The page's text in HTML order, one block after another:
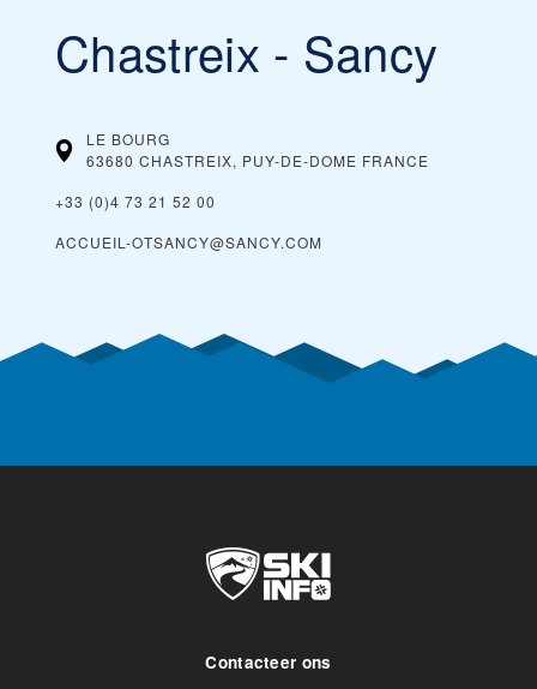
Chastreix - Sancy
LE BOURG
63680 CHASTREIX, PUY-DE-DOME FRANCE
+33 (0)4 73 21 52 00
ACCUEIL-OTSANCY@SANCY.COM
Contacteer ons